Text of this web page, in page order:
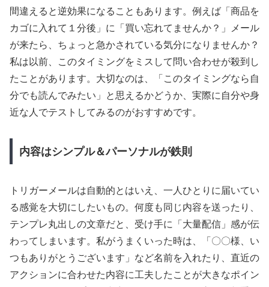
間違えると逆効果になることもあります。例えば「商品を
カゴに入れて１分後」に「買い忘れてませんか？」メール
が来たら、ちょっと急かされている気分になりませんか？
私は以前、このタイミングをミスして問い合わせが殺到し
たことがあります。大切なのは、「このタイミングなら自
分でも読んでみたい」と思えるかどうか、実際に自分や身
近な人でテストしてみるのがおすすめです。
内容はシンプル＆パーソナルが鉄則
トリガーメールは自動的とはいえ、一人ひとりに届いてい
る感覚を大切にしたいもの。何度も同じ内容を送ったり、
テンプレ丸出しの文章だと、受け手に「大量配信」感が伝
わってしまいます。私がうまくいった時は、「〇〇様、い
つもありがとうございます」など名前を入れたり、直近の
アクションに合わせた内容に工夫したことが大きなポイン